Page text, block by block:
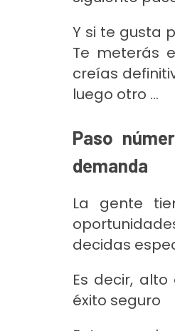
Y si te gusta
Te meterás
creías
luego otro …
Paso
demanda
La gente
decidas
Es decir,
éxito seguro